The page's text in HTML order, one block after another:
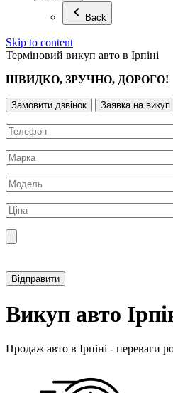
Back
Skip to content
Терміновий викуп авто в Ірпіні
ШВИДКО, ЗРУЧНО, ДОРОГО!
Замовити дзвінок Заявка на викуп
Викуп авто
Продаж авто в Ірпіні - переваги